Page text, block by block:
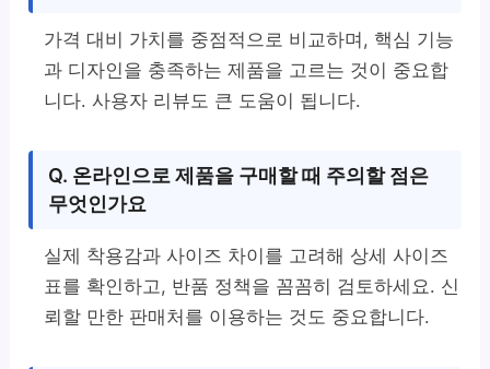
가격 대비 가치를 중점적으로 비교하며, 핵심 기능
과 디자인을 충족하는 제품을 고르는 것이 중요합
니다. 사용자 리뷰도 큰 도움이 됩니다.
Q. 온라인으로 제품을 구매할 때 주의할 점은
무엇인가요
실제 착용감과 사이즈 차이를 고려해 상세 사이즈
표를 확인하고, 반품 정책을 꼼꼼히 검토하세요. 신
뢰할 만한 판매처를 이용하는 것도 중요합니다.